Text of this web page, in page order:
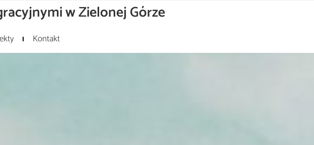
w Zielonej Górze
Kontakt